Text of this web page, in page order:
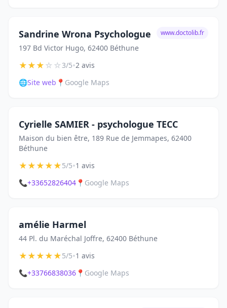
Sandrine Wrona Psychologue
197 Bd Victor Hugo, 62400 Béthune
www.doctolib.fr
★★★☆☆3/5•2 avis
🌐Site web 📍 Google Maps
Cyrielle SAMIER - psychologue TECC
Maison du bien être, 189 Rue de Jemmapes, 62400
Béthune
★★★★★5/5•1 avis
📞+33652826404 📍 Google Maps
amélie Harmel
44 Pl. du Maréchal Joffre, 62400 Béthune
★★★★★5/5•1 avis
📞+33766838036 📍 Google Maps